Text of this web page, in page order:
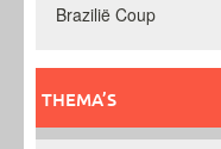
Brazilië Coup
THEMA’S